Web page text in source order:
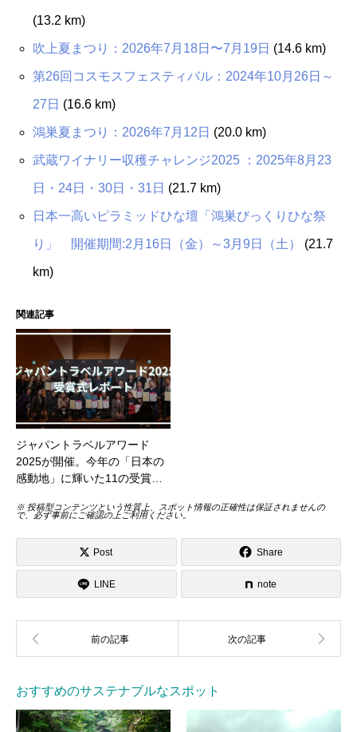
(13.2 km)
吹上夏まつり：2026年7月18日〜7月19日 (14.6 km)
第26回コスモスフェスティバル：2024年10月26日～
27日 (16.6 km)
鴻巣夏まつり：2026年7月12日 (20.0 km)
武蔵ワイナリー収穫チャレンジ2025 ：2025年8月23
日・24日・30日・31日 (21.7 km)
日本一高いピラミッドひな壇「鴻巣びっくりひな祭
り」 開催期間:2月16日（金）～3月9日（土） (21.7
km)
関連記事
ジャパントラベルアワード
2025が開催。今年の「日本の
感動地」に輝いた11の受賞…
※ 投稿型コンテンツという性質上、スポット情報の正確性は保証されませんの
で、必ず事前にご確認の上ご利用ください。
Post Share
LINE note
おすすめのサステナブルなスポット